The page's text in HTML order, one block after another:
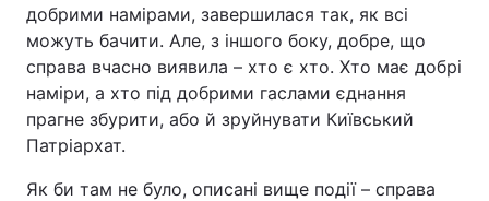
добрими намірами, завершилася так, як всі
можуть бачити. Але, з іншого боку, добре, що
справа вчасно виявила – хто є хто. Хто має добрі
наміри, а хто під добрими гаслами єднання
прагне збурити, або й зруйнувати Київський
Патріархат.
Як би там не було, описані вище події – справа